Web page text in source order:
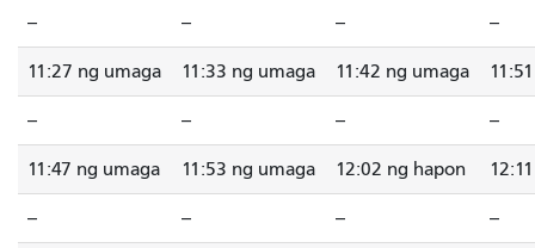
-- -- -- --
11:27 ng umaga 11:33 ng umaga 11:42 ng umaga
-- -- -- --
11:47 ng umaga 11:53 ng umaga 12:02 ng hapon
-- -- -- --